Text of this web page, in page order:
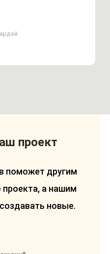
проект
поможет другим
а нашим
новые.